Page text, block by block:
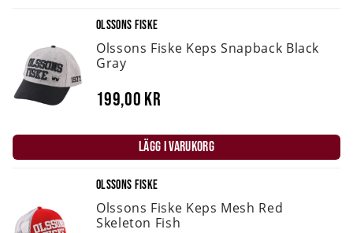
OLSSONS FISKE
Olssons Fiske Keps Snapback Black
Gray
199,00 kr
LÄGG I VARUKORG
OLSSONS FISKE
Olssons Fiske Keps Mesh Red
Skeleton Fish